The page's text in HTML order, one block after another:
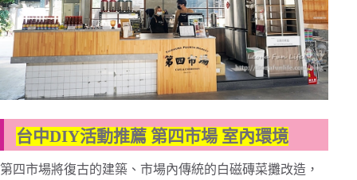
台中DIY活動推薦 第四市場 室內環境
第四市場將復古的建築、市場內傳統的白磁磚菜攤改造，